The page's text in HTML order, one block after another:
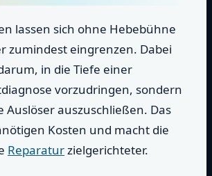
lassen sich ohne Hebebühne
zumindest eingrenzen. Dabei
in die Tiefe einer
vorzudringen, sondern
Auslöser auszuschließen. Das
Kosten und macht die
Reparaturzielgerichteter.